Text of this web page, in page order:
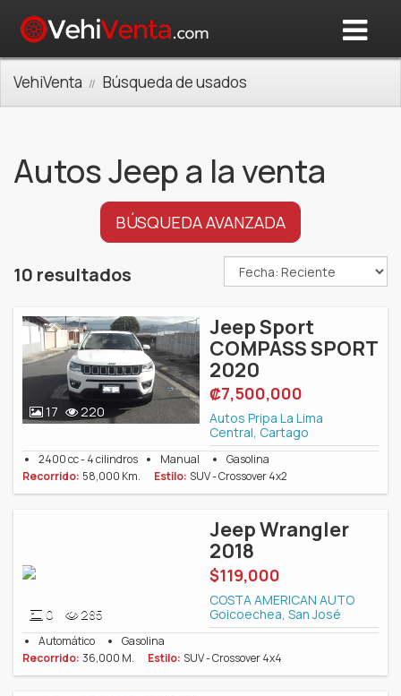
VehiVenta Búsqueda de usados
Autos Jeep a la venta
BÚSQUEDA AVANZADA
10 resultados
17 220
Jeep Sport
COMPASS SPORT
2020
‎₡7,500,000
Autos Pripa La Lima
Central, Cartago
2400 cc - 4 cilindros Manual
Gasolina
Recorrido: 58,000 Km. Estilo: SUV - Crossover 4x2
0 285
Jeep Wrangler
2018
$119,000
COSTA AMERICAN AUTO
Goicoechea, San José
Automático
Gasolina
Recorrido: 36,000 M. Estilo: SUV - Crossover 4x4